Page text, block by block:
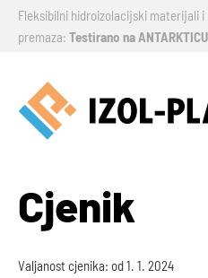
Fleksibilni hidroizolacijski materijali
premaza: Testirano na ANTARKTICU
Cjenik
Valjanost cjenika: od 1. 1. 2024